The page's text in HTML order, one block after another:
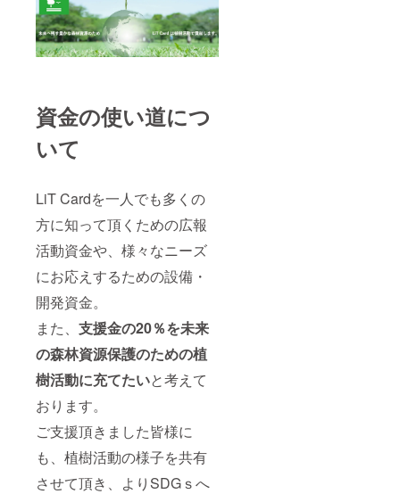
資金の使い道につ
いて
LiT Cardを一人でも多くの
方に知って頂くための広報
活動資金や、様々なニーズ
にお応えするための設備・
開発資金。
また、 支援金の20％を未来
の森林資源保護のための植
樹活動に充てたいと考えて
おります。
ご支援頂きました皆様に
も、植樹活動の様子を共有
させて頂き、よりSDGｓへ